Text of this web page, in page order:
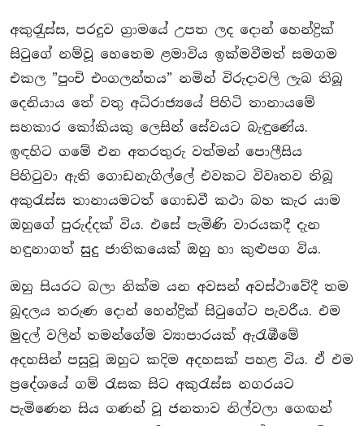
අකුරැුස්ස, පරදුව ග‍්‍රාමයේ උපත ලද දොන් හෙන්ද්‍රික්
සිටුගේ නම්වූ හෙතෙම ළමාවිය ඉක්මවීමත් සමගම
එකල ”පුංචි එංගලන්තය” නමින් විරුදාවලි ලැබ තිබූ
දෙනියාය තේ වතු අධිරාජ්‍යයේ පිහිටි තානායමේ
සහකාර කෝකියකු ලෙසින් සේවයට බැඳුණේය.
ඉඳහිට ගමේ එන අතරතුරු වත්මන් පොලීසිය
පිහිටුවා ඇති ගොඩනැගිල්ලේ එවකට විවෘතව තිබූ
අකුරැස්ස තානායමටත් ගොඩවී කථා බහ කැර යාම
ඔහුගේ පුරුද්දක් විය. එසේ පැමිණි වාරයකදී දැන
හඳුනාගත් සුදු ජාතිකයෙක් ඔහු හා කුළුපග විය.
ඔහු සියරට බලා නික්ම යන අවසන් අවස්ථාවේදී තම
බූදලය තරුණ දොන් හෙන්ද්‍රික් සිටුගේට පැවරීය. එම
මුදල් වලින් තමන්ගේම ව්‍යාපාරයක් ඇරැඹීමේ
අදහසින් පසුවූ ඔහුට කදිම අදහසක් පහළ විය. ඒ එම
ප‍්‍රදේශයේ ගම් රැසක සිට අකුරැස්ස නගරයට
පැමිණෙන සිය ගණන් වූ ජනතාව නිල්වලා ගෙඟන්